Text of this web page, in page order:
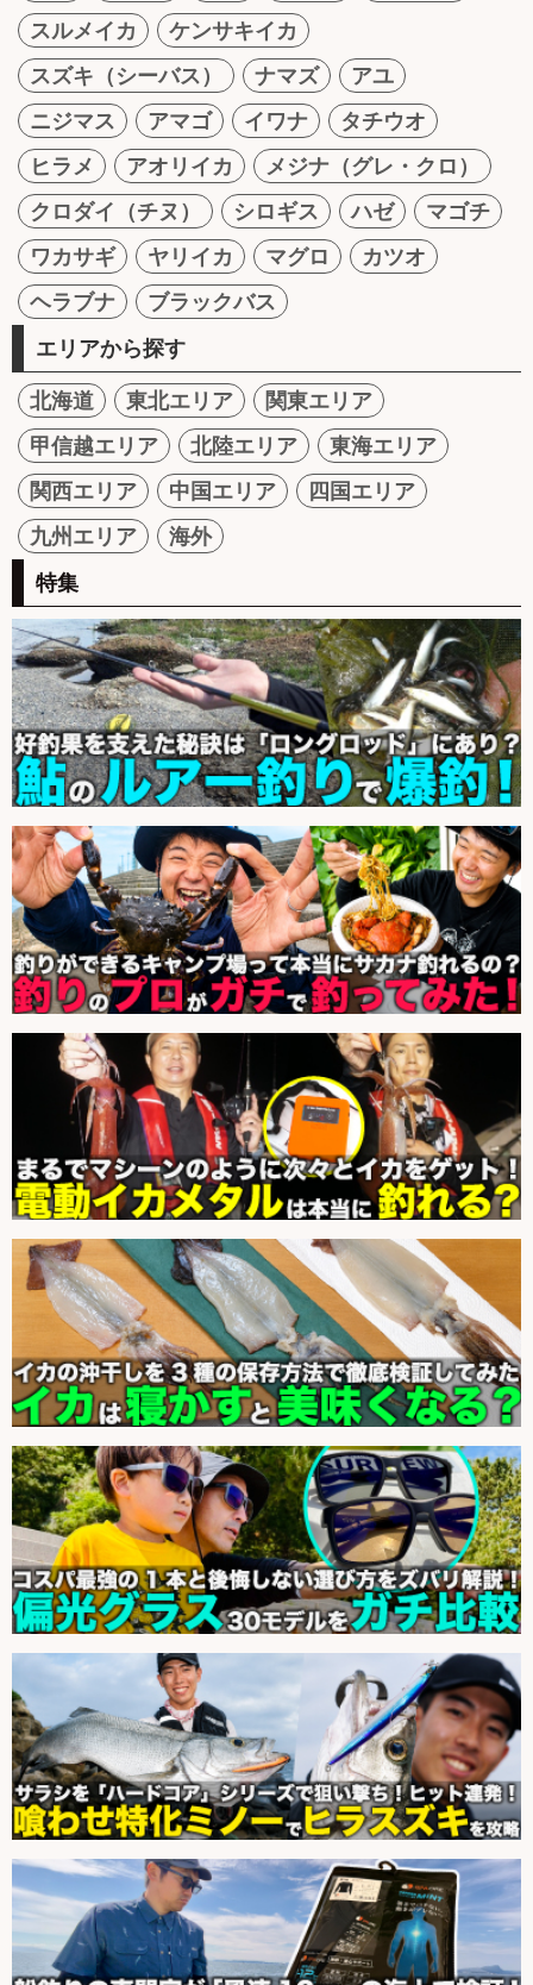
スルメイカ
ケンサキイカ
スズキ（シーバス）
ナマズ
アユ
ニジマス
アマゴ イワナ
タチウオ
ヒラメ
アオリイカ
メジナ（グレ・クロ）
クロダイ（チヌ）
シロギス ハゼ
マゴチ
ワカサギ
ヤリイカ マグロ
カツオ
ヘラブナ
ブラックバス
エリアから探す
北海道 東北エリア
関東エリア
甲信越エリア
北陸エリア
東海エリア
関西エリア
中国エリア
四国エリア
九州エリア
海外
特集